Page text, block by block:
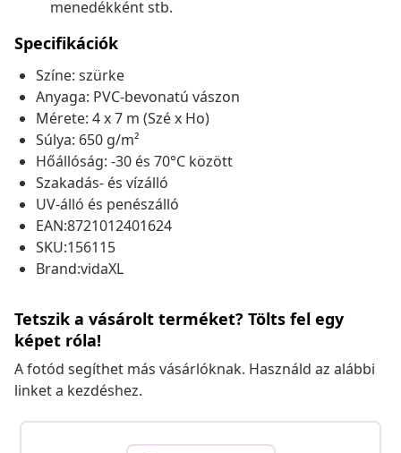
menedékként stb.
Specifikációk
Színe: szürke
Anyaga: PVC-bevonatú vászon
Mérete: 4 x 7 m (Szé x Ho)
Súlya: 650 g/m²
Hőállóság: -30 és 70°C között
Szakadás- és vízálló
UV-álló és penészálló
EAN:8721012401624
SKU:156115
Brand:vidaXL
Tetszik a vásárolt terméket? Tölts fel egy
képet róla!
A fotód segíthet más vásárlóknak. Használd az alábbi
linket a kezdéshez.